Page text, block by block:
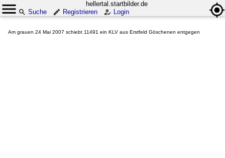
hellertal.startbilder.de
Suche
Registrieren Login
Am grauen 24 Mai 2007 schiebt 11491 ein KLV aus Erstfeld Göschenen entgegen